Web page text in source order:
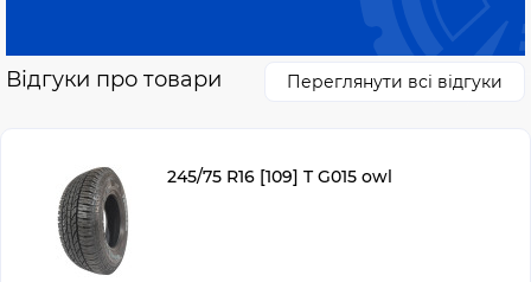
Відгуки про товари Переглянути всі відгуки
245/75 R16 [109] T G015 owl